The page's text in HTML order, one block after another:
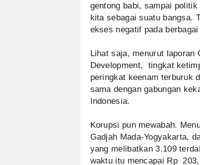
gentong babi, sampai
kita sebagai suatu bangsa.
ekses negatif pada
Lihat saja, menurut laporan
Development, tingkat
peringkat keenam terburuk
sama dengan gabungan
Indonesia.
Korupsi pun mewabah.
Gadjah Mada-Yogyakarta,
yang melibatkan 3.109
waktu itu mencapai Rp